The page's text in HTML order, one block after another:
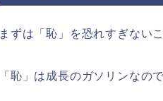
まずは「恥」を恐れすぎない
「恥」は成長のガソリンなので